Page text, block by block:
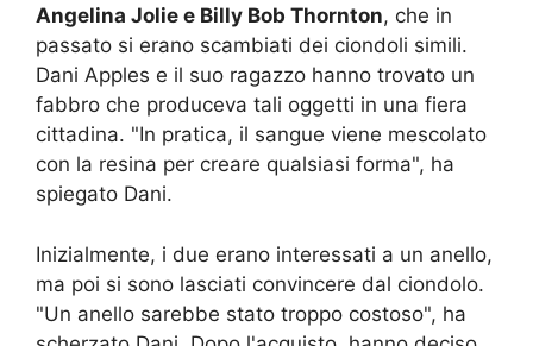
Angelina Jolie e Billy Bob Thornton, che in
passato si erano scambiati dei ciondoli simili.
Dani Apples e il suo ragazzo hanno trovato un
fabbro che produceva tali oggetti in una fiera
cittadina. "In pratica, il sangue viene mescolato
con la resina per creare qualsiasi forma", ha
spiegato Dani.
Inizialmente, i due erano interessati a un anello,
ma poi si sono lasciati convincere dal ciondolo.
"Un anello sarebbe stato troppo costoso", ha